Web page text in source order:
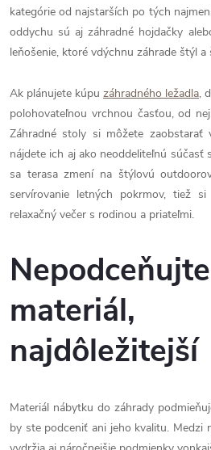
kategórie od najstarších po tých
oddychu sú aj záhradné hojdačky
leňošenie, ktoré vdýchnu záhrade štýl a
Ak plánujete kúpu záhradného ležadla,
polohovateľnou vrchnou časťou, od
Záhradné stoly si môžete
nájdete ich aj ako neoddeliteľnú súčasť
sa terasa zmení na štýlovú
servírovanie letných pokrmov, tiež
relaxačný večer s rodinou a priateľmi.
najdôležitejší
Materiál nábytku do záhrady
by ste podceniť ani jeho kvalitu. Medzi